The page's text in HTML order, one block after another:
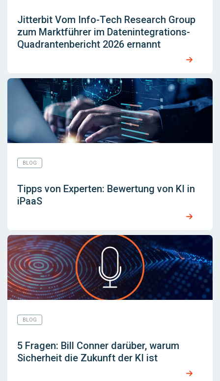
Jitterbit Vom Info-Tech Research Group
zum Marktführer im Datenintegrations-
Quadrantenbericht 2026 ernannt
BLOG
Tipps von Experten: Bewertung von KI in
iPaaS
BLOG
5 Fragen: Bill Conner darüber, warum
Sicherheit die Zukunft der KI ist